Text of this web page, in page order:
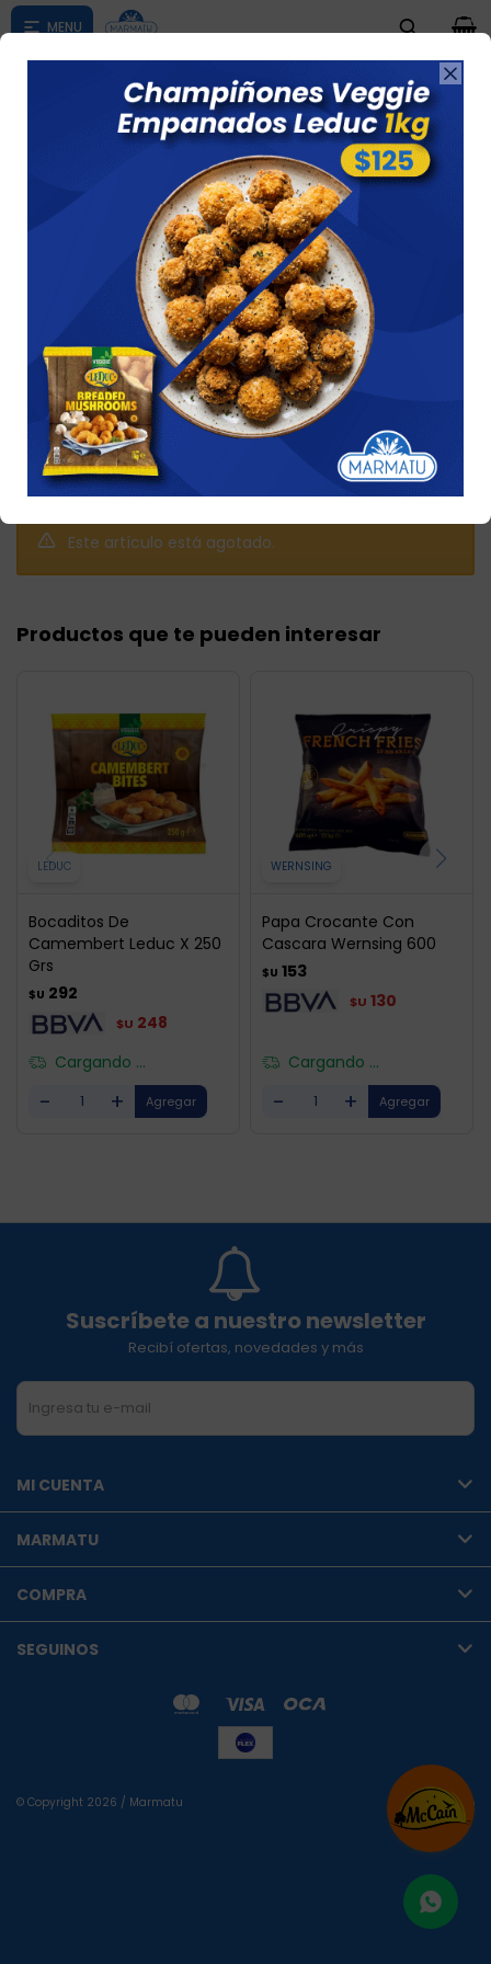

según su zona
0

Palitos Muzza Leduc X 250 Grs
Este artículo está agotado.
Productos que te pueden interesar
LEDUC
Bocaditos De
Camembert Leduc X 250
Grs
$U 292
$U 248
Cargando ...
- +
WERNSING
Papa Crocante Con
Cascara Wernsing 600
$U 153
$U 130
Cargando ...
- +
Suscríbete a nuestro newsletter
Recibí ofertas, novedades y más
MI CUENTA
MARMATU
COMPRA
SEGUINOS
© Copyright 2026 / Marmatu